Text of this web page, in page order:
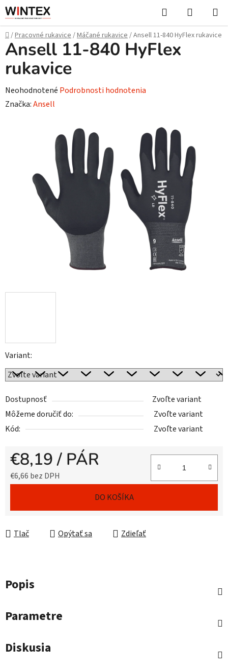
Prejsť
na
obsah
Hľadať
KOŠÍK
Domov
/Pracovné rukavice/Máčané rukavice/Ansell 11-840 HyFlex rukavice
Variant:
Dostupnosť
Zvoľte variant
Môžeme doručiť do:
Zvoľte variant
Kód:
Zvoľte variant
€8,19/ PÁR
€6,66 bez DPH
DO KOŠÍKA
Tlač Opýtať sa Zdieľať
Ansell 11-840 HyFlex
rukavice
Priemerné
hodnotenie
hviezdičiek.
Neohodnotené Podrobnosti hodnotenia
Značka:Ansell
Popis
Parametre
Diskusia